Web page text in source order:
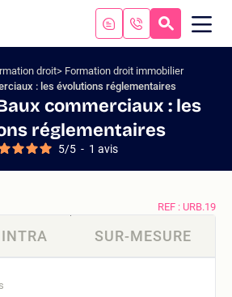
droit
Formation droit immobilier
: les évolutions réglementaires
commerciaux : les
réglementaires
5/5 - 1 avis
REF : URB.19
INTRA SUR-MESURE